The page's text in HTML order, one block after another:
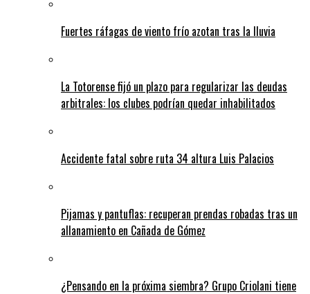
Fuertes ráfagas de viento frío azotan tras la lluvia
La Totorense fijó un plazo para regularizar las deudas
arbitrales: los clubes podrían quedar inhabilitados
Accidente fatal sobre ruta 34 altura Luis Palacios
Pijamas y pantuflas: recuperan prendas robadas tras un
allanamiento en Cañada de Gómez
¿Pensando en la próxima siembra? Grupo Criolani tiene